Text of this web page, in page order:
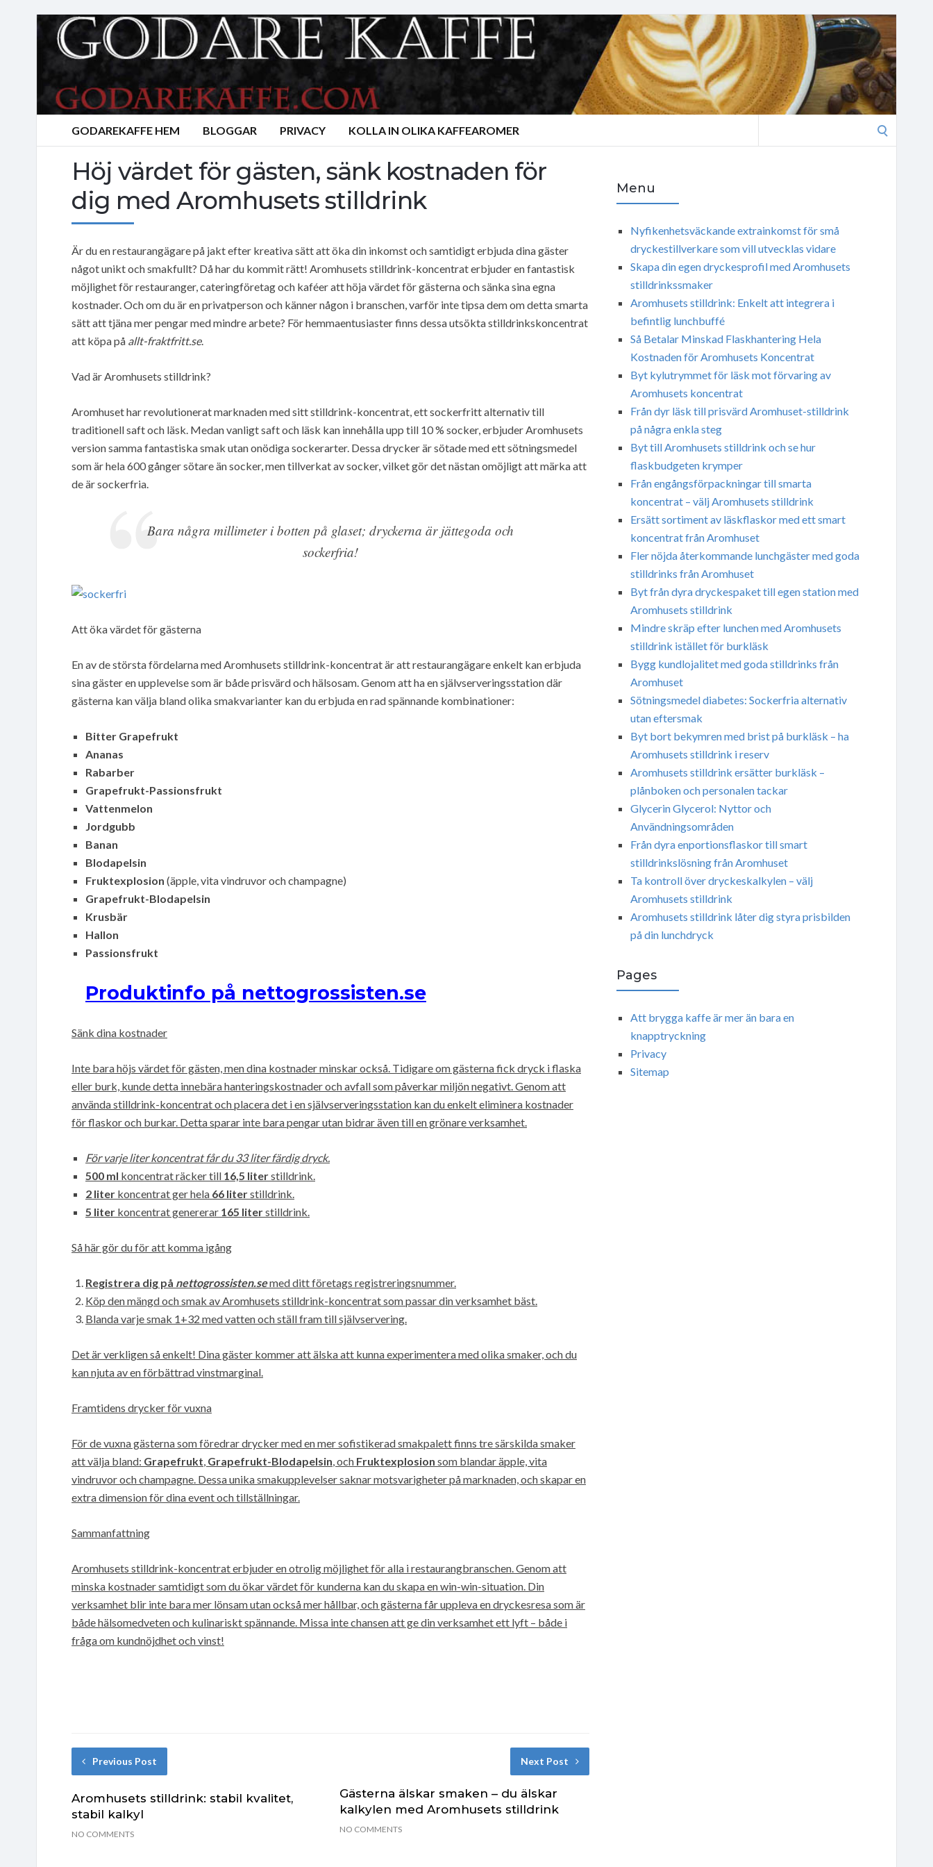
GODAREKAFFE HEM BLOGGAR PRIVACY KOLLA IN OLIKA KAFFEAROMER
Höj värdet för gästen, sänk kostnaden för
dig med Aromhusets stilldrink
Är du en restaurangägare på jakt efter kreativa sätt att öka din inkomst och samtidigt erbjuda dina gäster
något unikt och smakfullt? Då har du kommit rätt! Aromhusets stilldrink-koncentrat erbjuder en fantastisk
möjlighet för restauranger, cateringföretag och kaféer att höja värdet för gästerna och sänka sina egna
kostnader. Och om du är en privatperson och känner någon i branschen, varför inte tipsa dem om detta smarta
sätt att tjäna mer pengar med mindre arbete? För hemmaentusiaster finns dessa utsökta stilldrinkskoncentrat
att köpa på allt-fraktfritt.se.
Vad är Aromhusets stilldrink?
Aromhuset har revolutionerat marknaden med sitt stilldrink-koncentrat, ett sockerfritt alternativ till
traditionell saft och läsk. Medan vanligt saft och läsk kan innehålla upp till 10 % socker, erbjuder Aromhusets
version samma fantastiska smak utan onödiga sockerarter. Dessa drycker är sötade med ett sötningsmedel
som är hela 600 gånger sötare än socker, men tillverkat av socker, vilket gör det nästan omöjligt att märka att
de är sockerfria.
Bara några millimeter i botten på glaset; dryckerna är jättegoda och
sockerfria!
Att öka värdet för gästerna
En av de största fördelarna med Aromhusets stilldrink-koncentrat är att restaurangägare enkelt kan erbjuda
sina gäster en upplevelse som är både prisvärd och hälsosam. Genom att ha en självserveringsstation där
gästerna kan välja bland olika smakvarianter kan du erbjuda en rad spännande kombinationer:
Bitter Grapefrukt
Ananas
Rabarber
Grapefrukt-Passionsfrukt
Vattenmelon
Jordgubb
Banan
Blodapelsin
Fruktexplosion (äpple, vita vindruvor och champagne)
Grapefrukt-Blodapelsin
Krusbär
Hallon
Passionsfrukt
Produktinfo på nettogrossisten.se
Sänk dina kostnader
Inte bara höjs värdet för gästen, men dina kostnader minskar också. Tidigare om gästerna fick dryck i flaska
eller burk, kunde detta innebära hanteringskostnader och avfall som påverkar miljön negativt. Genom att
använda stilldrink-koncentrat och placera det i en självserveringsstation kan du enkelt eliminera kostnader
för flaskor och burkar. Detta sparar inte bara pengar utan bidrar även till en grönare verksamhet.
För varje liter koncentrat får du 33 liter färdig dryck.
500 ml koncentrat räcker till 16,5 literstilldrink.
2 liter koncentrat ger hela 66 literstilldrink.
5 liter koncentrat genererar 165 literstilldrink.
Så här gör du för att komma igång
Registrera dig på nettogrossisten.semed ditt företags registreringsnummer.
Köp den mängd och smak av Aromhusets stilldrink-koncentrat som passar din verksamhet bäst.
Blanda varje smak 1+32 med vatten och ställ fram till självservering.
Det är verkligen så enkelt! Dina gäster kommer att älska att kunna experimentera med olika smaker, och du
kan njuta av en förbättrad vinstmarginal.
Framtidens drycker för vuxna
För de vuxna gästerna som föredrar drycker med en mer sofistikerad smakpalett finns tre särskilda smaker
att välja bland: Grapefrukt, Grapefrukt-Blodapelsin, och Fruktexplosion som blandar äpple, vita
vindruvor och champagne. Dessa unika smakupplevelser saknar motsvarigheter på marknaden, och skapar en
extra dimension för dina event och tillställningar.
Sammanfattning
Aromhusets stilldrink-koncentrat erbjuder en otrolig möjlighet för alla i restaurangbranschen. Genom att
minska kostnader samtidigt som du ökar värdet för kunderna kan du skapa en win-win-situation. Din
verksamhet blir inte bara mer lönsam utan också mer hållbar, och gästerna får uppleva en dryckesresa som är
både hälsomedveten och kulinariskt spännande. Missa inte chansen att ge din verksamhet ett lyft – både i
fråga om kundnöjdhet och vinst!
Previous Post
Aromhusets stilldrink: stabil kvalitet,
stabil kalkyl
NO COMMENTS
Next Post
Gästerna älskar smaken – du älskar
kalkylen med Aromhusets stilldrink
NO COMMENTS
Menu
Nyfikenhetsväckande extrainkomst för små
dryckestillverkare som vill utvecklas vidare
Skapa din egen dryckesprofil med Aromhusets
stilldrinkssmaker
Aromhusets stilldrink: Enkelt att integrera i
befintlig lunchbuffé
Så Betalar Minskad Flaskhantering Hela
Kostnaden för Aromhusets Koncentrat
Byt kylutrymmet för läsk mot förvaring av
Aromhusets koncentrat
Från dyr läsk till prisvärd Aromhuset-stilldrink
på några enkla steg
Byt till Aromhusets stilldrink och se hur
flaskbudgeten krymper
Från engångsförpackningar till smarta
koncentrat – välj Aromhusets stilldrink
Ersätt sortiment av läskflaskor med ett smart
koncentrat från Aromhuset
Fler nöjda återkommande lunchgäster med goda
stilldrinks från Aromhuset
Byt från dyra dryckespaket till egen station med
Aromhusets stilldrink
Mindre skräp efter lunchen med Aromhusets
stilldrink istället för burkläsk
Bygg kundlojalitet med goda stilldrinks från
Aromhuset
Sötningsmedel diabetes: Sockerfria alternativ
utan eftersmak
Byt bort bekymren med brist på burkläsk – ha
Aromhusets stilldrink i reserv
Aromhusets stilldrink ersätter burkläsk –
plånboken och personalen tackar
Glycerin Glycerol: Nyttor och
Användningsområden
Från dyra enportionsflaskor till smart
stilldrinkslösning från Aromhuset
Ta kontroll över dryckeskalkylen – välj
Aromhusets stilldrink
Aromhusets stilldrink låter dig styra prisbilden
på din lunchdryck
Pages
Att brygga kaffe är mer än bara en
knapptryckning
Privacy
Sitemap